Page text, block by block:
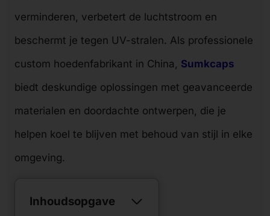
verminderen, verbetert de luchtstroom en
beschermt je tegen UV-stralen. Als professionele
custom hoedenfabrikant in China, Sumkcaps
biedt deskundige oplossingen met geavanceerde
materialen en doordachte ontwerpen, die je
helpen koel te blijven met behoud van stijl in elke
omgeving.
Inhoudsopgave